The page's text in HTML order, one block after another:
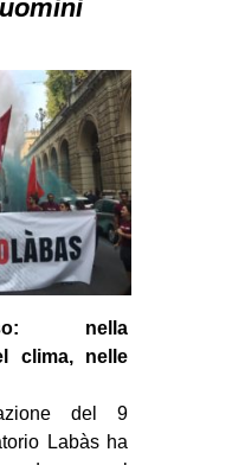
nella
clima, nelle
del 9
Labàs ha